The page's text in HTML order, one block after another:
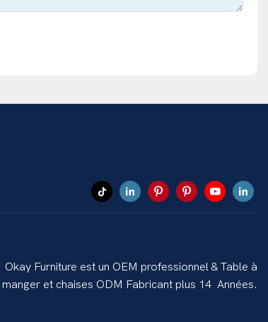
Okay Furniture est un OEM professionnel & Table à
manger et chaises ODM Fabricant plus 14 Années.